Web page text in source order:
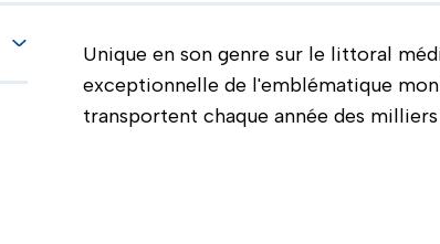
Unique en son genre sur le littoral
exceptionnelle de l'emblématique
transportent chaque année des